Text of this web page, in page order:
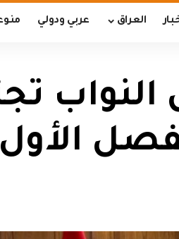
العراق عربي ودولي